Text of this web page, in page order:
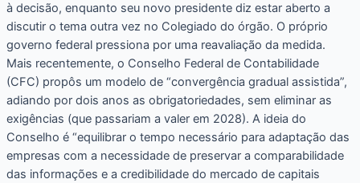
à decisão, enquanto seu novo presidente diz estar aberto a
discutir o tema outra vez no Colegiado do órgão. O próprio
governo federal pressiona por uma reavaliação da medida.
Mais recentemente, o Conselho Federal de Contabilidade
(CFC) propôs um modelo de “convergência gradual assistida”,
adiando por dois anos as obrigatoriedades, sem eliminar as
exigências (que passariam a valer em 2028). A ideia do
Conselho é “equilibrar o tempo necessário para adaptação das
empresas com a necessidade de preservar a comparabilidade
das informações e a credibilidade do mercado de capitais